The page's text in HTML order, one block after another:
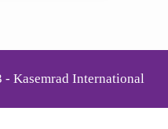
Kasemrad International